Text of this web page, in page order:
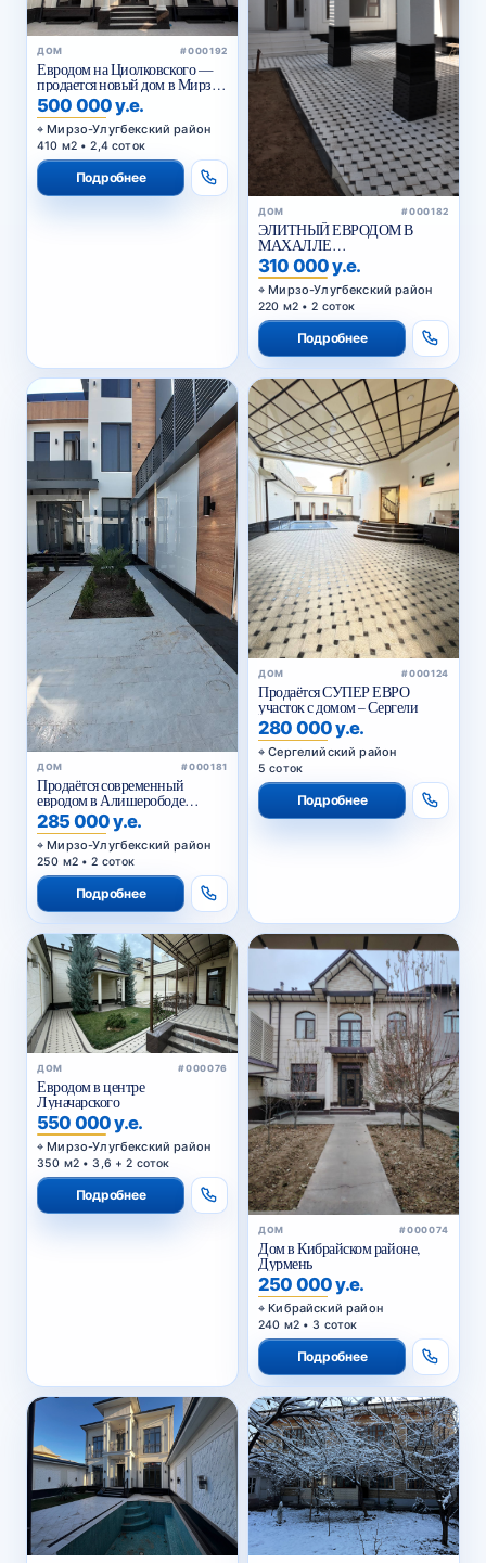
ДОМ #000192
Евродом на Циолковского —
продается новый дом в Мирзо-
Улугбекском районе Ташкента
500 000 у.е.
Мирзо-Улугбекский район
410 м2 • 2,4 соток
Подробнее
ДОМ #000182
ЭЛИТНЫЙ ЕВРОДОМ В
МАХАЛЛЕ
ЦИОЛКОВСКОГО
310 000 у.е.
Мирзо-Улугбекский район
220 м2 • 2 соток
Подробнее
ДОМ #000181
Продаётся современный
евродом в Алишерободе
Мирзо-Улугбекский район
285 000 у.е.
Мирзо-Улугбекский район
250 м2 • 2 соток
Подробнее
ДОМ #000124
Продаётся СУПЕР ЕВРО
участок с домом – Сергели
280 000 у.е.
Сергелийский район
5 соток
Подробнее
ДОМ #000076
Евродом в центре
Луначарского
550 000 у.е.
Мирзо-Улугбекский район
350 м2 • 3,6 + 2 соток
Подробнее
ДОМ #000074
Дом в Кибрайском районе,
Дурмень
250 000 у.е.
Кибрайский район
240 м2 • 3 соток
Подробнее